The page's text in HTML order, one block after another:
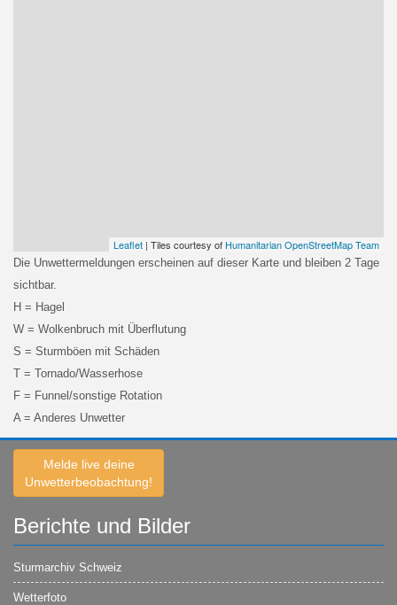
Leaflet | Tiles courtesy of Humanitarian OpenStreetMap Team
Die Unwettermeldungen erscheinen auf dieser Karte und bleiben 2 Tage
sichtbar.
H = Hagel
W = Wolkenbruch mit Überflutung
S = Sturmböen mit Schäden
T = Tornado/Wasserhose
F = Funnel/sonstige Rotation
A = Anderes Unwetter
Melde live deine
Unwetterbeobachtung!
Berichte und Bilder
Sturmarchiv Schweiz
Wetterfoto